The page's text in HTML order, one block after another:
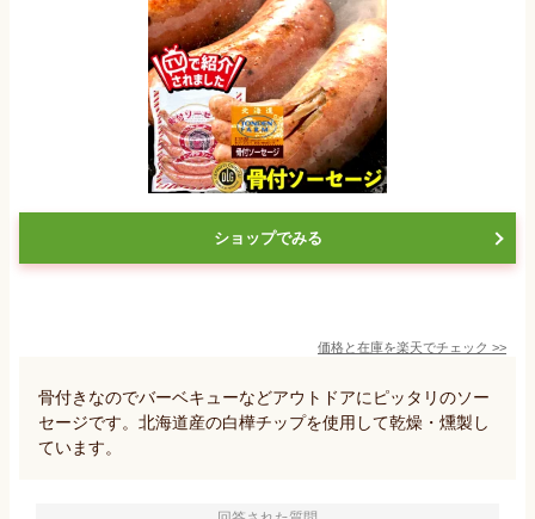
ショップでみる
価格と在庫を楽天でチェック >>
骨付きなのでバーベキューなどアウトドアにピッタリのソー
セージです。北海道産の白樺チップを使用して乾燥・燻製し
ています。